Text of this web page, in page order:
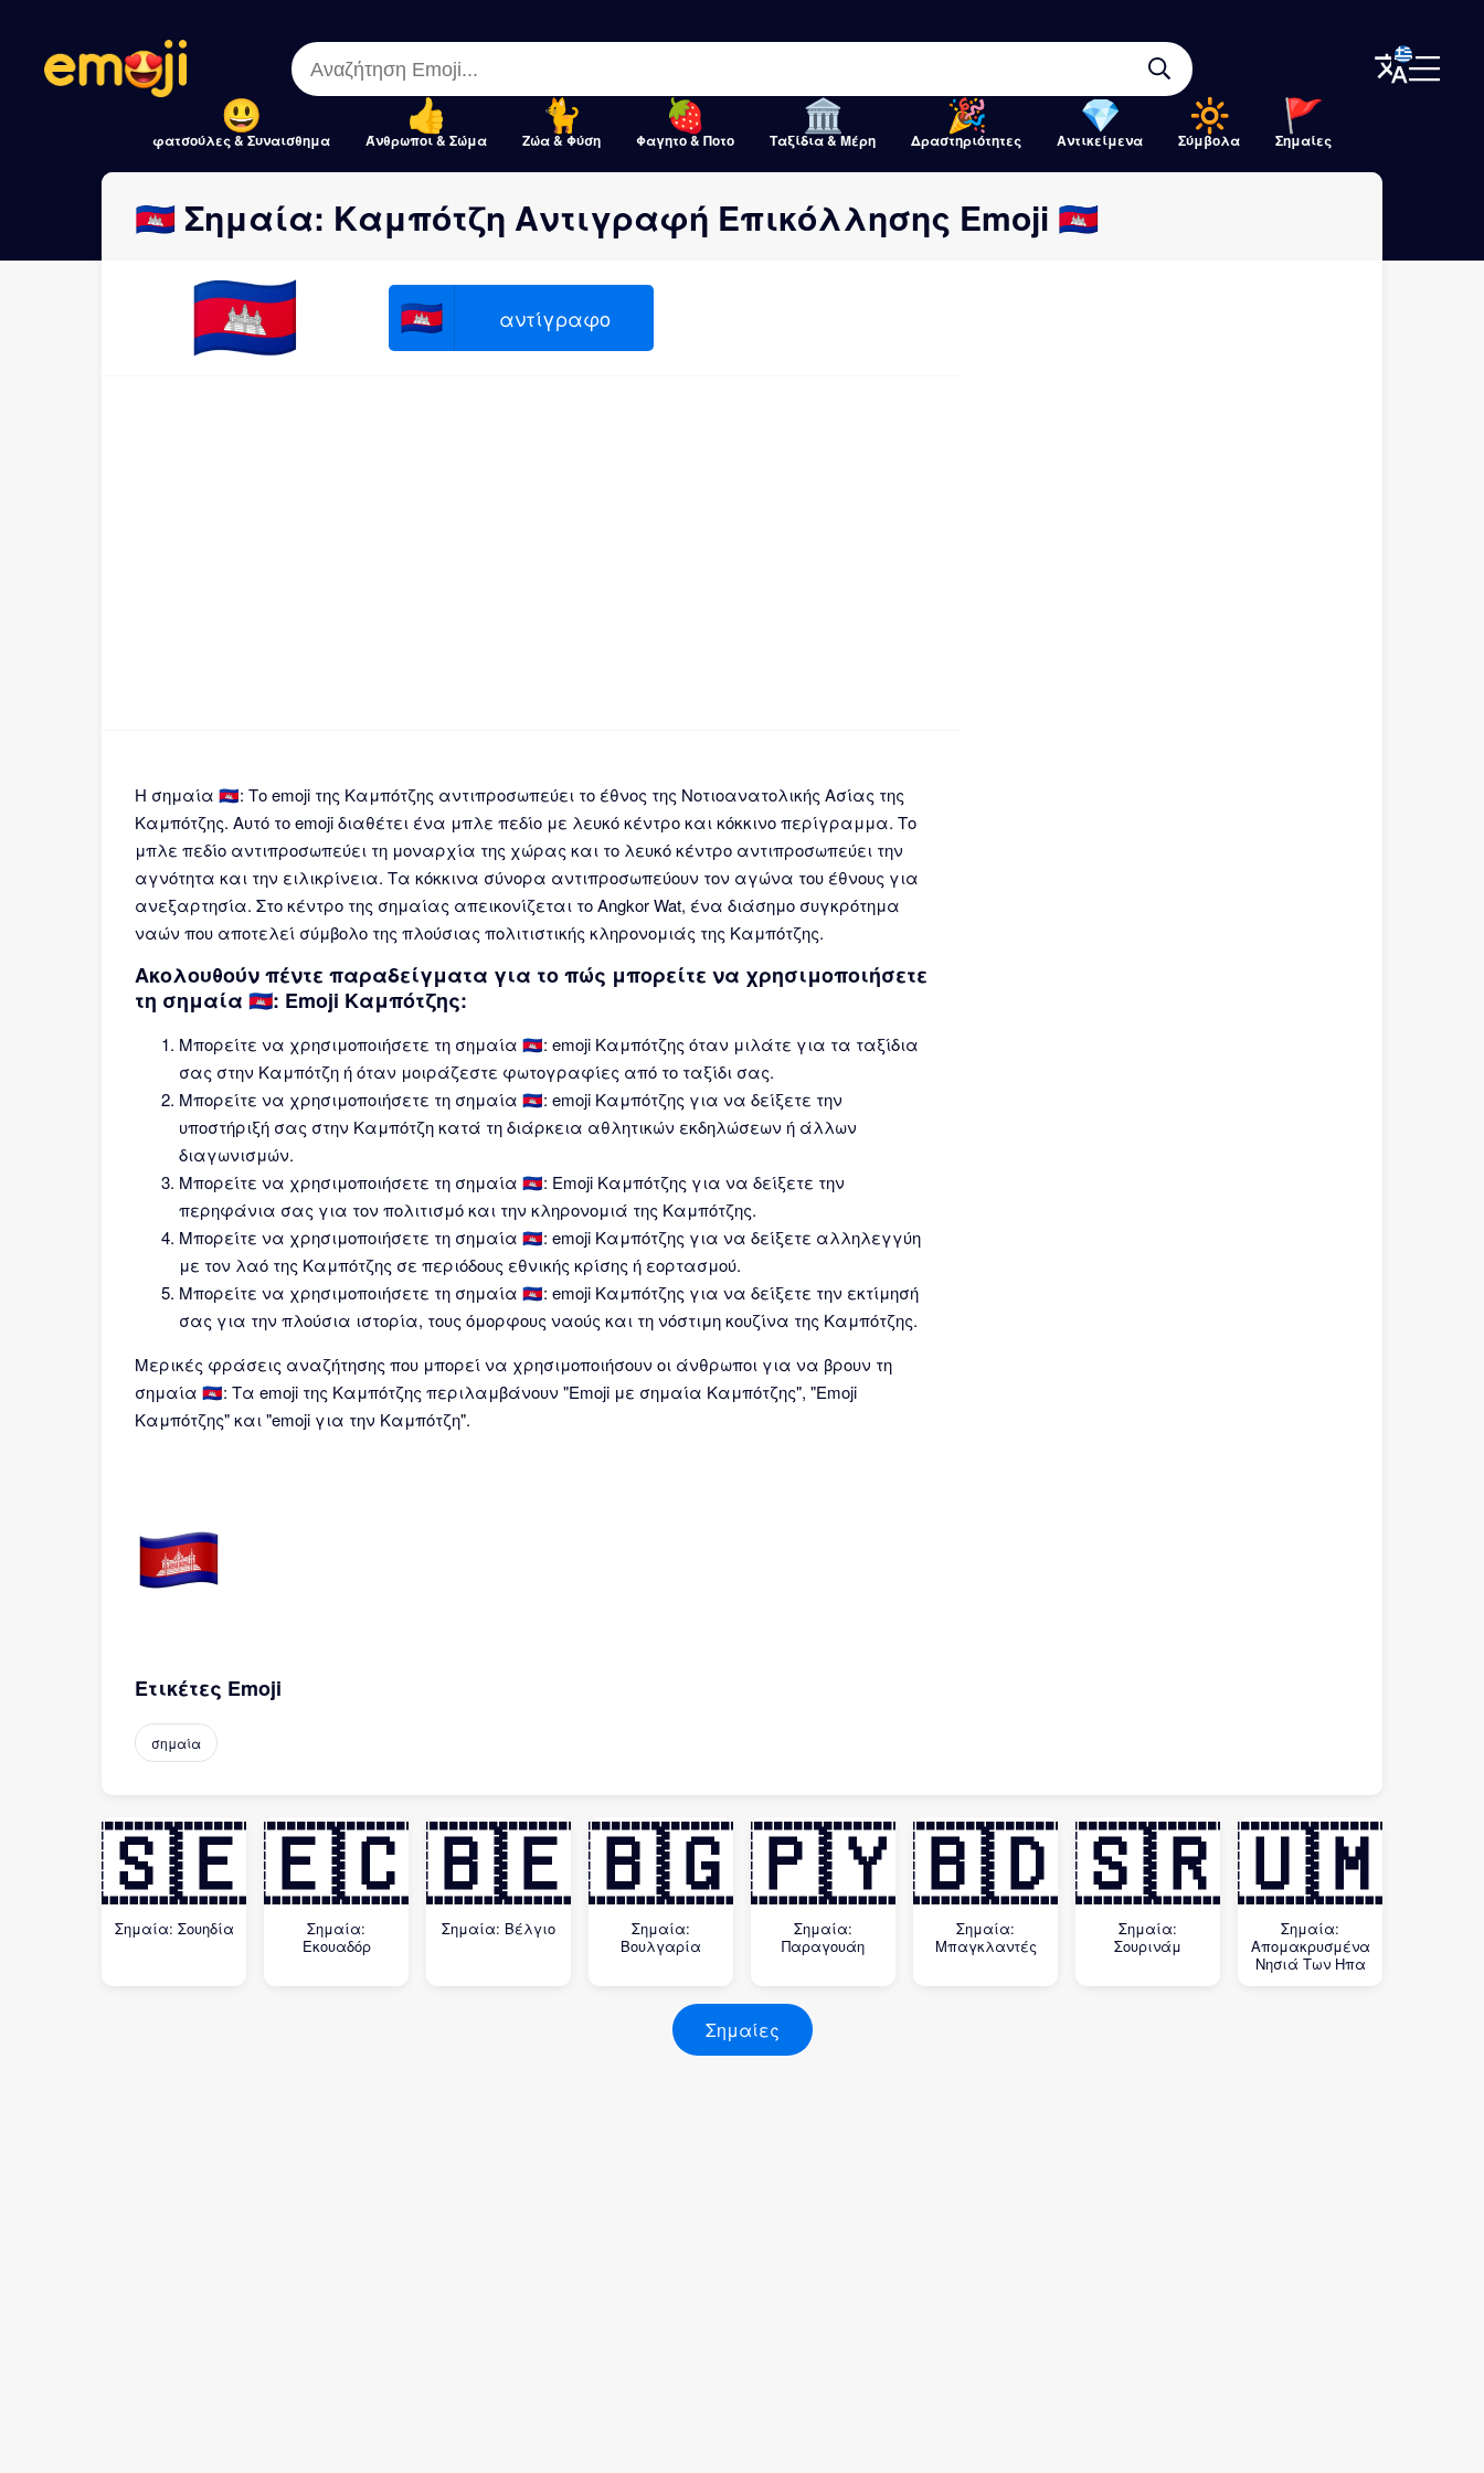
φατσούλες & Συναισθημα Άνθρωποι & Σώμα Ζώα & Φύση Φαγητο & Ποτο Ταξίδια & Μέρη Δραστηριότητες Αντικείμενα Σύμβολα Σημαίες
Close
Close
🇰🇭 Σημαία: Καμπότζη Αντιγραφή Επικόλλησης Emoji 🇰🇭
🇰🇭 🇰🇭 αντίγραφο
Η σημαία 🇰🇭: Το emoji της Καμπότζης αντιπροσωπεύει το έθνος της Νοτιοανατολικής Ασίας της
Καμπότζης. Αυτό το emoji διαθέτει ένα μπλε πεδίο με λευκό κέντρο και κόκκινο περίγραμμα. Το
μπλε πεδίο αντιπροσωπεύει τη μοναρχία της χώρας και το λευκό κέντρο αντιπροσωπεύει την
αγνότητα και την ειλικρίνεια. Τα κόκκινα σύνορα αντιπροσωπεύουν τον αγώνα του έθνους για
ανεξαρτησία. Στο κέντρο της σημαίας απεικονίζεται το Angkor Wat, ένα διάσημο συγκρότημα
ναών που αποτελεί σύμβολο της πλούσιας πολιτιστικής κληρονομιάς της Καμπότζης.
Ακολουθούν πέντε παραδείγματα για το πώς μπορείτε να χρησιμοποιήσετε
τη σημαία 🇰🇭: Emoji Καμπότζης:
Μπορείτε να χρησιμοποιήσετε τη σημαία 🇰🇭: emoji Καμπότζης όταν μιλάτε για τα ταξίδια
σας στην Καμπότζη ή όταν μοιράζεστε φωτογραφίες από το ταξίδι σας.
Μπορείτε να χρησιμοποιήσετε τη σημαία 🇰🇭: emoji Καμπότζης για να δείξετε την
υποστήριξή σας στην Καμπότζη κατά τη διάρκεια αθλητικών εκδηλώσεων ή άλλων
διαγωνισμών.
Μπορείτε να χρησιμοποιήσετε τη σημαία 🇰🇭: Emoji Καμπότζης για να δείξετε την
περηφάνια σας για τον πολιτισμό και την κληρονομιά της Καμπότζης.
Μπορείτε να χρησιμοποιήσετε τη σημαία 🇰🇭: emoji Καμπότζης για να δείξετε αλληλεγγύη
με τον λαό της Καμπότζης σε περιόδους εθνικής κρίσης ή εορτασμού.
Μπορείτε να χρησιμοποιήσετε τη σημαία 🇰🇭: emoji Καμπότζης για να δείξετε την εκτίμησή
σας για την πλούσια ιστορία, τους όμορφους ναούς και τη νόστιμη κουζίνα της Καμπότζης.
Μερικές φράσεις αναζήτησης που μπορεί να χρησιμοποιήσουν οι άνθρωποι για να βρουν τη
σημαία 🇰🇭: Τα emoji της Καμπότζης περιλαμβάνουν "Emoji με σημαία Καμπότζης", "Emoji
Καμπότζης" και "emoji για την Καμπότζη".
Ετικέτες Emoji
σημαία
🇸🇪
Σημαία: Σουηδία
🇪🇨
Σημαία:
Εκουαδόρ
🇧🇪
Σημαία: Βέλγιο
🇧🇬
Σημαία:
Βουλγαρία
🇵🇾
Σημαία:
Παραγουάη
🇧🇩
Σημαία:
Μπαγκλαντές
🇸🇷
Σημαία:
Σουρινάμ
🇺🇲
Σημαία:
Απομακρυσμένα
Νησιά Των Ηπα
Σημαίες